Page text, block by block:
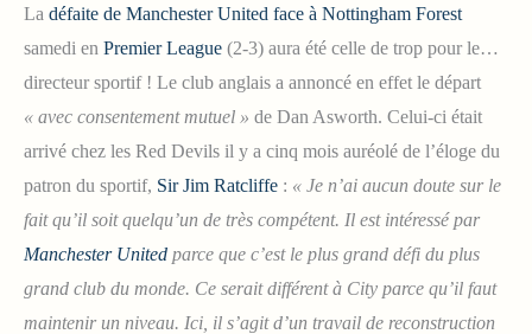
La défaite de Manchester United face à Nottingham Forest
samedi en Premier League (2-3) aura été celle de trop pour le…
directeur sportif ! Le club anglais a annoncé en effet le départ
« avec consentement mutuel » de Dan Asworth. Celui-ci était
arrivé chez les Red Devils il y a cinq mois auréolé de l’éloge du
patron du sportif, Sir Jim Ratcliffe : « Je n’ai aucun doute sur le
fait qu’il soit quelqu’un de très compétent. Il est intéressé par
Manchester United parce que c’est le plus grand défi du plus
grand club du monde. Ce serait différent à City parce qu’il faut
maintenir un niveau. Ici, il s’agit d’un travail de reconstruction